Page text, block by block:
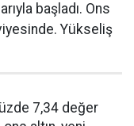
başladı. Ons
Yükseliş
7,34 değer